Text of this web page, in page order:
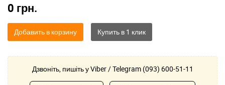
0 грн.
Добавить в корзину
Дзвоніть, пишіть у Viber / Telegram (093) 600-51-11